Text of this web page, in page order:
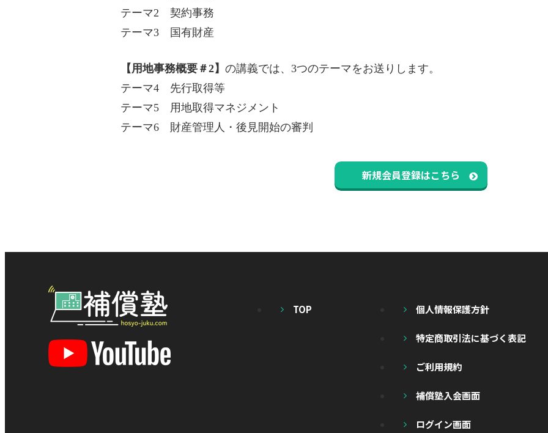
テーマ2 契約事務
テーマ3 国有財産
【用地事務概要＃2】 の講義では、 3つのテーマをお送りします。
テーマ4 先行取得等
テーマ5 用地取得マネジメント
テーマ6 財産管理人・後見開始の審判
新規会員登録はこちら
TOP 個人情報保護方針
特定商取引法に基づく表記
ご利用規約
補償塾入会画面
ログイン画面